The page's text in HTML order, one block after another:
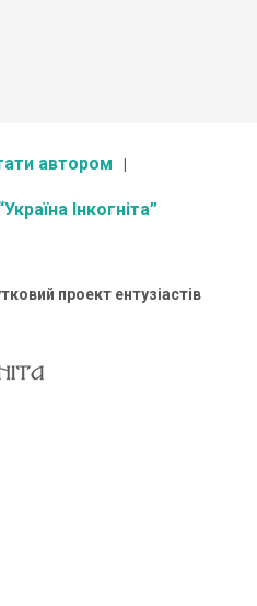
автором
Інкогніта”
проект ентузіастів